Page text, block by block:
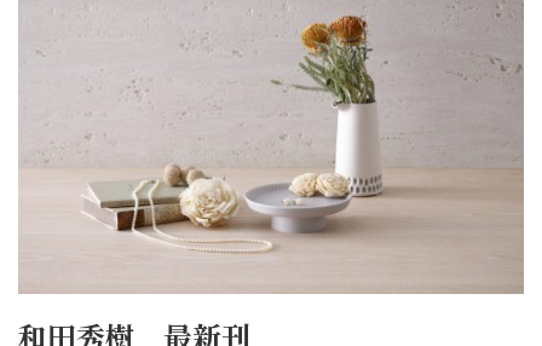
和田秀樹 最新刊